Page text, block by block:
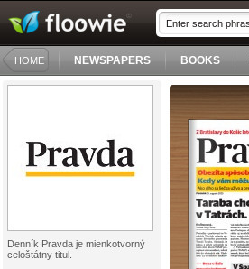
HOME NEWSPAPERS BOOKS
Denník Pravda je mienkotvorný
celoštátny titul.